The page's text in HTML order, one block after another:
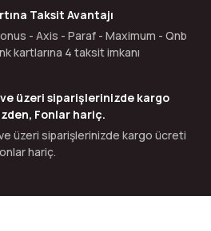
Taksit Avantajı
- Axis - Paraf - Maximum - Qnb
kartlarına 4 taksit imkanı
üzeri siparişlerinizde kargo
Fonlar hariç.
üzeri siparişlerinizde kargo ücreti
hariç.